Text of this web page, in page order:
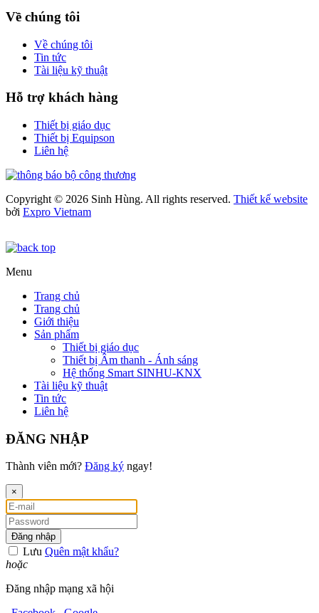
Về chúng tôi
Về chúng tôi
Tin tức
Tài liệu kỹ thuật
Hỗ trợ khách hàng
Thiết bị giáo dục
Thiết bị Equipson
Liên hệ
Copyright © 2026 Sinh Hùng. All rights reserved. Thiết kế website
bởi Expro Vietnam
Menu
Trang chủ
Trang chủ
Giới thiệu
Sản phẩm
Thiết bị giáo dục
Thiết bị Âm thanh - Ánh sáng
Hệ thống Smart SINHU-KNX
Tài liệu kỹ thuật
Tin tức
Liên hệ
ĐĂNG NHẬP
Thành viên mới? Đăng ký ngay!
×
Đăng nhập
Lưu Quên mật khẩu?
hoặc
Đăng nhập mạng xã hội